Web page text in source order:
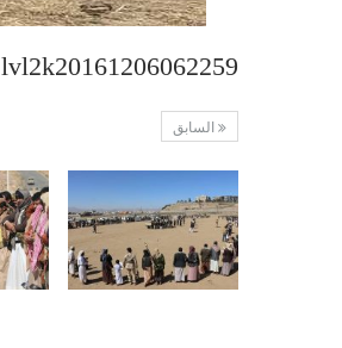
lvl2k20161206062259
السابق